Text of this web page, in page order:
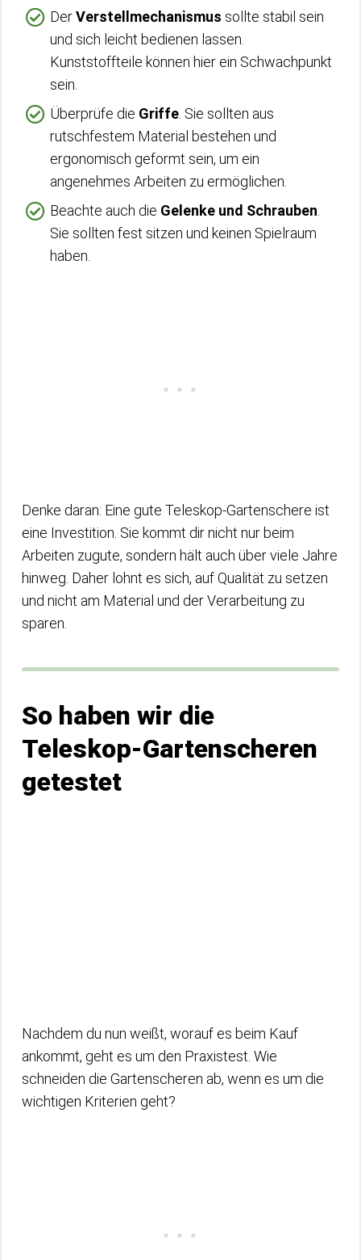
DerVerstellmechanismus sollte stabil sein
und sich leicht bedienen lassen.
Kunststoffteile können hier ein Schwachpunkt
sein.
Überprüfe die Griffe . Sie sollten aus
rutschfestem Material bestehen und
ergonomisch geformt sein, um ein
angenehmes Arbeiten zu ermöglichen.
Beachte auch die Gelenke und Schrauben
Sie sollten fest sitzen und keinen Spielraum
haben.
Denke daran: Eine gute Teleskop-Gartenschere ist
eine Investition. Sie kommt dir nicht nur beim
Arbeiten zugute, sondern hält auch über viele Jahre
hinweg. Daher lohnt es sich, auf Qualität zu setzen
und nicht am Material und der Verarbeitung zu
sparen.
So haben wir die
Teleskop-Gartenscheren
getestet
Nachdem du nun weißt, worauf es beim Kauf
ankommt, geht es um den Praxistest. Wie
schneiden die Gartenscheren ab, wenn es um die
wichtigen Kriterien geht?